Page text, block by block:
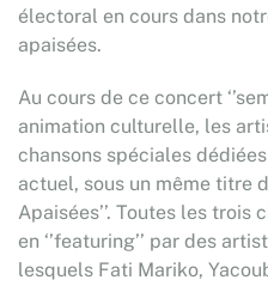
électoral en cours dans
apaisées.
Au cours de ce concert
animation culturelle, les
chansons spéciales
actuel, sous un même titre
Apaisées’’. Toutes les
en ‘’featuring’’ par des
lesquels Fati Mariko,